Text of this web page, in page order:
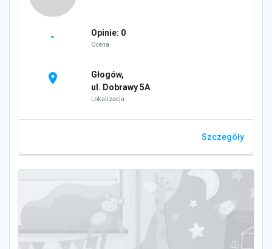
- Opinie: 0
Ocena
location_on
Głogów,
ul. Dobrawy 5A
Lokalizacja
Szczegóły